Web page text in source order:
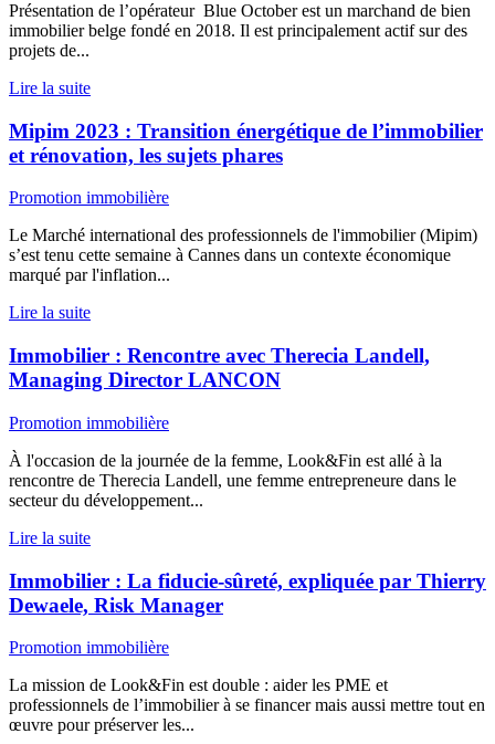
Présentation de l’opérateur Blue October est un marchand de bien
immobilier belge fondé en 2018. Il est principalement actif sur des
projets de...
Lire la suite
Mipim 2023 : Transition énergétique de l’immobilier
et rénovation, les sujets phares
Promotion immobilière
Le Marché international des professionnels de l'immobilier (Mipim)
s’est tenu cette semaine à Cannes dans un contexte économique
marqué par l'inflation...
Lire la suite
Immobilier : Rencontre avec Therecia Landell,
Managing Director LANCON
Promotion immobilière
À l'occasion de la journée de la femme, Look&Fin est allé à la
rencontre de Therecia Landell, une femme entrepreneure dans le
secteur du développement...
Lire la suite
Immobilier : La fiducie-sûreté, expliquée par Thierry
Dewaele, Risk Manager
Promotion immobilière
La mission de Look&Fin est double : aider les PME et
professionnels de l’immobilier à se financer mais aussi mettre tout en
œuvre pour préserver les...